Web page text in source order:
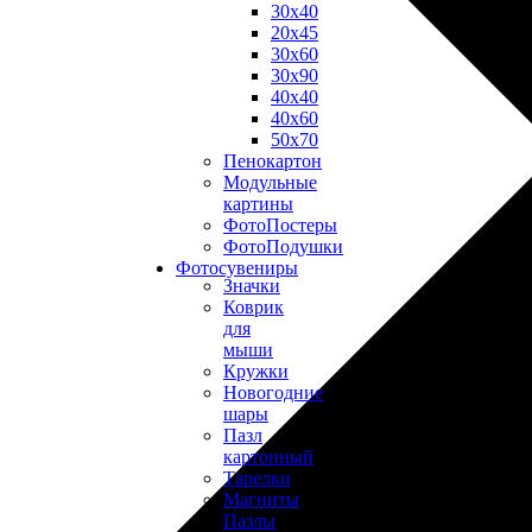
30х40
20х45
30х60
30х90
40х40
40х60
50х70
Пенокартон
Модульные
картины
ФотоПостеры
ФотоПодушки
Фотоcувениры
Значки
Коврик
для
мыши
Кружки
Новогодние
шары
Пазл
картонный
Тарелки
Магниты
Пазлы